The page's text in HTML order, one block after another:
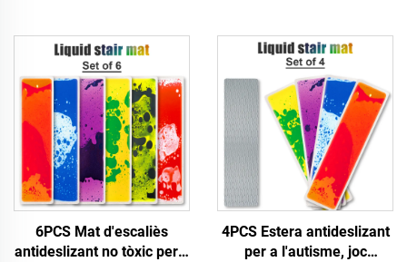
6PCS Mat d'escaliès
antideslizant no tòxic per a
4PCS Estera antideslizant
per a l'autisme, joc